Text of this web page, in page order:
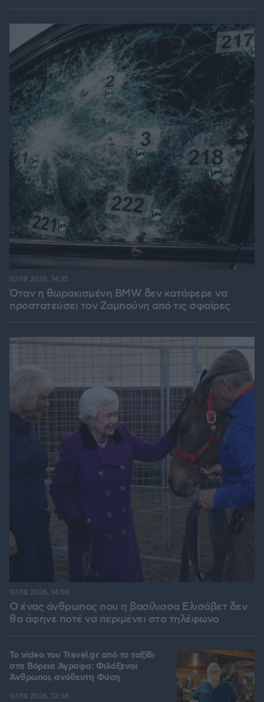
Όταν η θωρακισμένη BMW δεν κατάφερε να
προστατεύσει τον Ζαμπούνη από τις σφαίρες
07.08.2026, 14:35
Ο ένας άνθρωπος που η βασίλισσα Ελισάβετ δεν
θα άφηνε ποτέ να περιμένει στο τηλέφωνο
07.08.2026, 14:00
To video του Travel.gr από το ταξίδι
στα Βόρεια Άγραφα: Φιλόξενοι
Άνθρωποι, ανόθευτη Φύση
07.08.2026, 12:38